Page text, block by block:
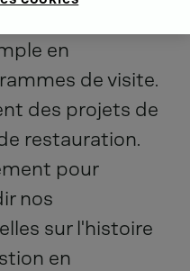
en
de visite.
des projets de
restauration.
pour
nos
sur l'histoire
en